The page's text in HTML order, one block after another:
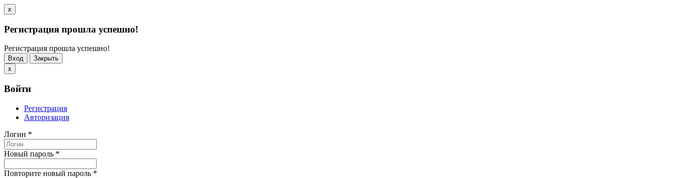
x
Регистрация прошла успешно!
Регистрация прошла успешно!
Вход
Закрыть
x
Войти
Регистрация
Авторизация
Логин *
Новый пароль *
Повторите новый пароль *